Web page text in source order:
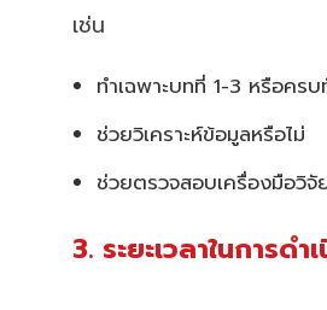
เช่น
ทำเฉพาะบทที่ 1-3 หรือครบ
ช่วยวิเคราะห์ข้อมูลหรือไม่
ช่วยตรวจสอบเครื่องมือวิจั
3. ระยะเวลาในการดำ